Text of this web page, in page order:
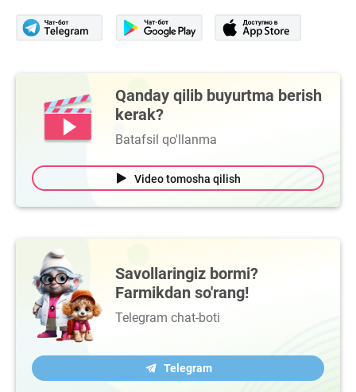
Qanday qilib buyurtma berish
kerak?
Batafsil qo'llanma
Video tomosha qilish
Savollaringiz bormi?
Farmikdan so'rang!
Telegram chat-boti
Telegram